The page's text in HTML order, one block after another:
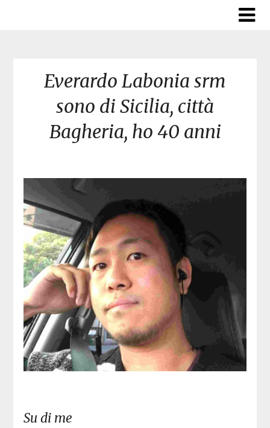
Everardo Labonia srm
sono di Sicilia, città
Bagheria, ho 40 anni
Su di me